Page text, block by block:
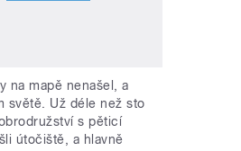
na mapě nenašel, a
světě. Už déle než sto
s pěticí
útočiště, a hlavně